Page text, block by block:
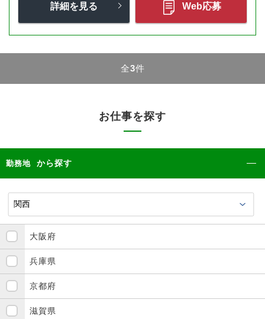
詳細を見る Web応募
全3件
お仕事を探す
勤務地 から探す
大阪府
兵庫県
京都府
滋賀県